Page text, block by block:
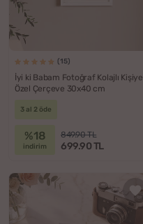
(15)
İyi ki Babam Fotoğraf Kolajlı Kişiye
Özel Çerçeve 30x40 cm
3 al 2 öde
%18
indirim
849.90 TL
699.90 TL